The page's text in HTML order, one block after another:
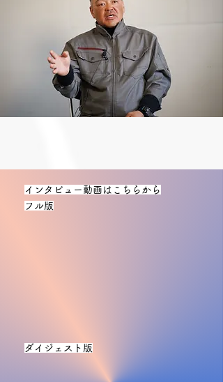
インタビュー動画はこちらから
フル版
ダイジェスト版